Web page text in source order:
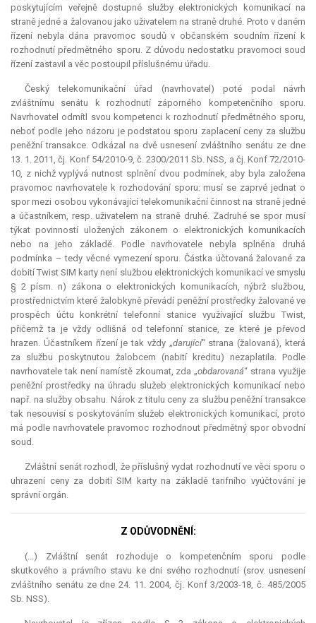
poskytujícím veřejně dostupné služby elektronických komunikací na
straně jedné a žalovanou jako uživatelem na straně druhé. Proto v daném
řízení nebyla dána pravomoc soudů v občanském soudním řízení k
rozhodnutí předmětného sporu. Z důvodu nedostatku pravomoci soud
řízení zastavil a věc postoupil příslušnému úřadu.
Český telekomunikační úřad (navrhovatel) poté podal návrh
zvláštnímu senátu k rozhodnutí záporného kompetenčního sporu.
Navrhovatel odmítl svou kompetenci k rozhodnutí předmětného sporu,
neboť podle jeho názoru je podstatou sporu zaplacení ceny za službu
peněžní transakce. Odkázal na dvě usnesení zvláštního senátu ze dne
13. 1. 2011, čj. Konf 54/2010-9, č. 2300/2011 Sb. NSS, a čj. Konf 72/2010-
10, z nichž vyplývá nutnost splnění dvou podmínek, aby byla založena
pravomoc navrhovatele k rozhodování sporu: musí se zaprvé jednat o
spor mezi osobou vykonávající telekomunikační činnost na straně jedné
a účastníkem, resp. uživatelem na straně druhé. Zadruhé se spor musí
týkat povinností uložených zákonem o elektronických komunikacích
nebo na jeho základě. Podle navrhovatele nebyla splněna druhá
podmínka – tedy věcné vymezení sporu. Částka účtovaná žalované za
dobití Twist SIM karty není službou elektronických komunikací ve smyslu
§ 2 písm. n) zákona o elektronických komunikacích, nýbrž službou,
prostřednictvím které žalobkyně převádí peněžní prostředky žalované ve
prospěch účtu konkrétní telefonní stanice využívající službu Twist,
přičemž ta je vždy odlišná od telefonní stanice, ze které je převod
hrazen. Účastníkem řízení je tak vždy „darující“ strana (žalovaná), která
za službu poskytnutou žalobcem (nabití kreditu) nezaplatila. Podle
navrhovatele tak není namístě zkoumat, zda „obdarovaná“ strana využije
peněžní prostředky na úhradu služeb elektronických komunikací nebo
např. na služby obsahu. Nárok z titulu ceny za službu peněžní transakce
tak nesouvisí s poskytováním služeb elektronických komunikací, proto
má podle navrhovatele pravomoc rozhodnout předmětný spor obvodní
soud.
Zvláštní senát rozhodl, že příslušný vydat rozhodnutí ve věci sporu o
uhrazení ceny za dobití SIM karty na základě tarifního vyúčtování je
správní orgán.
Z ODŮVODNĚNÍ:
(...) Zvláštní senát rozhoduje o kompetenčním sporu podle
skutkového a právního stavu ke dni svého rozhodnutí (srov. usnesení
zvláštního senátu ze dne 24. 11. 2004, čj. Konf 3/2003-18, č. 485/2005
Sb. NSS).